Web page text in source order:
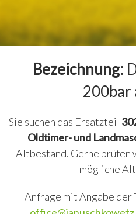
Bezeichnung:
200bar
Sie suchen das Ersatzteil
Oldtimer- und
Altbestand. Gerne prüfen
mögliche
Anfrage mit Angabe der